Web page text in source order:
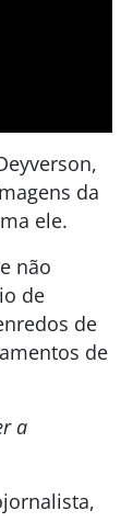
da
ele.
não
de
de
de
a